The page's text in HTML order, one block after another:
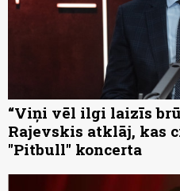
“Viņi vēl ilgi laizīs
Rajevskis atklāj, kas
"Pitbull" koncerta